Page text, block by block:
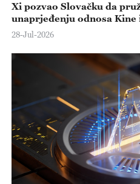
Xi pozvao Slovačku da
unaprjeđenju odnosa Kine
28-Jul-2026